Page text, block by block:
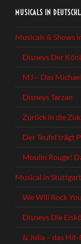
MUSICALS IN
Musicals & Shows
Disneys Der
MJ – Das
Disneys Tarzan
Zurück in die
Der Teufel trägt
Moulin Rouge!
Musical in Stuttgart
We Will Rock You
Disneys Die
& Julia – das